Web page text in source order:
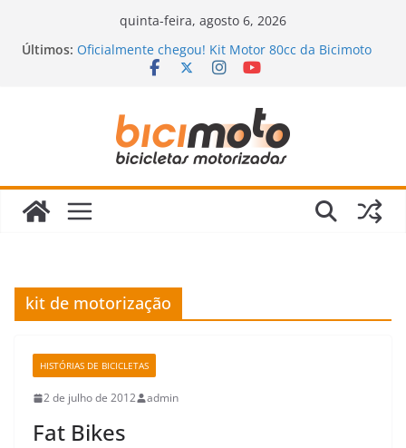
quinta-feira, agosto 6, 2026
Últimos: Oficialmente chegou! Kit Motor 80cc da Bicimoto
Bicimoto na Chuva? Dicas para andar com
segurança
Bicicleta Motorizada: Vale a Pena Mesmo?
Revisão da Bicicleta Motorizada 2 Tempos:
Quando Fazer e Quais Itens Verificar?
kit de motorização
HISTÓRIAS DE BICICLETAS
2 de julho de 2012 admin
Fat Bikes